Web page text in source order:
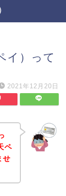
イ）って
2021年12月20日
ペ
せ